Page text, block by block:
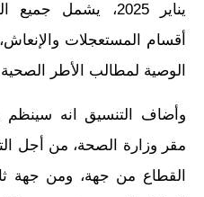
يناير 2025، يشمل
أقسام المستعجلات
الوصية لمطالب الأطر
وأضاف التنسيق انه سينظم
مقر وزارة الصحة، من أجل
القطاع من جهة، ومن جهة